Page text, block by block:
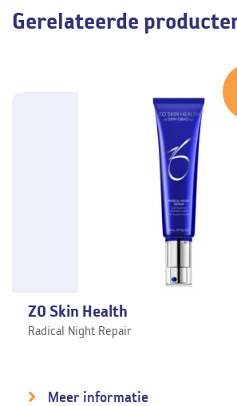
Gerelateerde
ZO Skin Health
Radical Night Repair
Meer informatie